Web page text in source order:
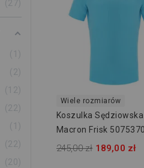
27
2
12
22
22
20
Wiele rozmiarów
Koszulka Sędziowska
Macron Frisk
245,00 zł 189,00 zł